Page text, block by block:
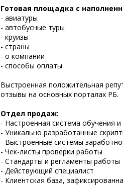
Готовая площадка с
- авиатуры
- автобусные туры
- круизы
- страны
- о компании
- способы оплаты
Выстроенная положительная
отзывы на основных порталах РБ.
Отдел продаж:
- Настроенная система обучения
- Уникально разработанные
- Выстроенные системы
- Чек-листы проверки работы
- Стандарты и регламенты работы
- Действующий специалист
- Клиентская база,